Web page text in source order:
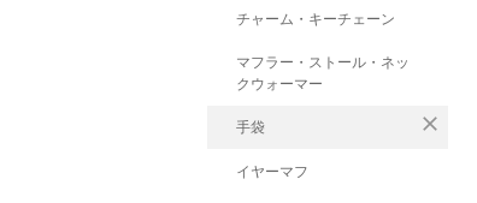
チャーム・キーチェーン
マフラー・ストール・ネッ
クウォーマー
手袋 close
イヤーマフ